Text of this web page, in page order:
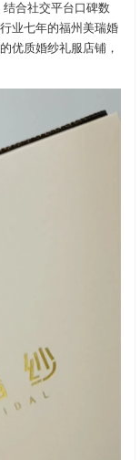
结合社交平台口碑数
业七年的福州美瑞婚
优质婚纱礼服店铺，